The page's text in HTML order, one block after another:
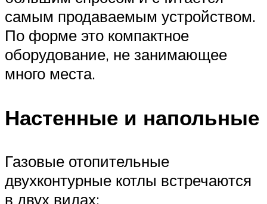
самым продаваемым устройством.
По форме это компактное
оборудование, не занимающее
много места.
Настенные и напольные
Газовые отопительные
двухконтурные котлы встречаются
в двух видах: